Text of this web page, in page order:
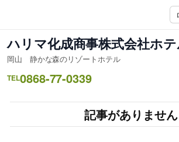
ス
キ
ッ
ハリマ化成商事株式会社ホ
岡山 静かな森のリゾートホテル
TEL0868-77-0339
記事がありません